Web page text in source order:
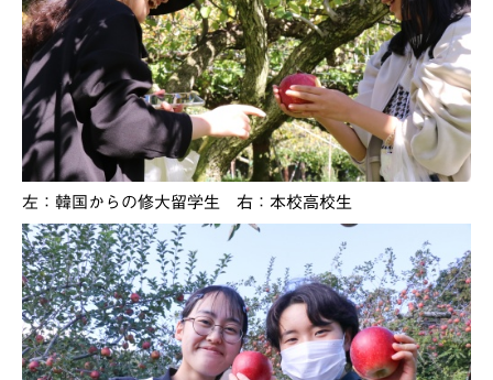
左：韓国からの修大留学生 右：本校高校生